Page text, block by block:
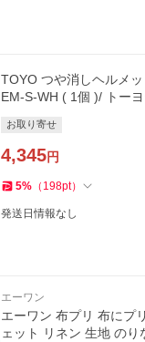
TOYO つや消しヘルメ
EM-S-WH ( 1個 )/ トー
お取り寄せ
4,345円
5% （ 198pt）
発送日情報なし
エーワン
エーワン 布プリ 布にプ
ェット リネン 生地 の